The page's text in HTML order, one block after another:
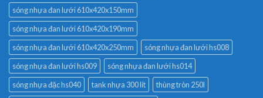
sóng nhựa đan lưới 610x420x150mm
sóng nhựa đan lưới 610x420x190mm
sóng nhựa đan lưới 610x420x250mm
sóng nhựa đan lưới hs008
sóng nhựa đan lưới hs009
sóng nhựa đan lưới hs014
sóng nhựa đặc hs040
tank nhựa 300 lít
thùng tròn 250l